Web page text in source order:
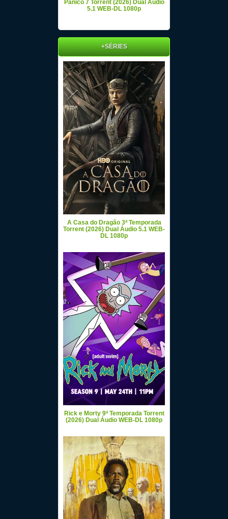
Pânico 7 Torrent (2026) Dual Áudio
5.1 WEB-DL 1080p
+SÉRIES
A Casa do Dragão 3ª Temporada
Torrent (2026) Dual Áudio 5.1 WEB-
DL 1080p
Rick e Morty 9ª Temporada Torrent
(2026) Dual Áudio WEB-DL 1080p